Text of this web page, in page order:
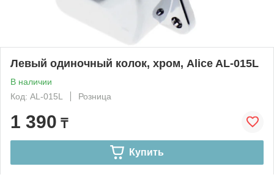
Левый одиночный колок, хром, Alice AL-015L
В наличии
Код: AL-015L
Розница
1 390 ₸
Купить